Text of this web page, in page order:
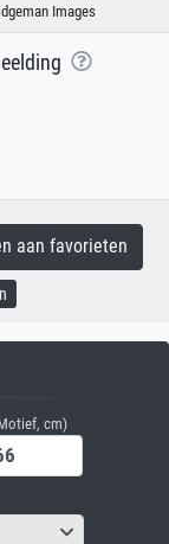
Images
aan favorieten
cm)